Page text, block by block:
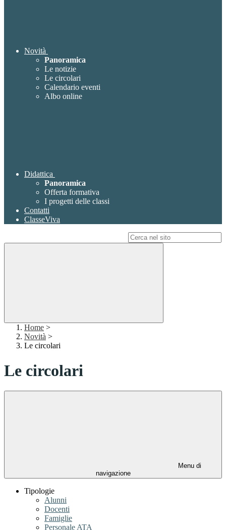
Novità
Panoramica
Le notizie
Le circolari
Calendario eventi
Albo online
Didattica
Panoramica
Offerta formativa
I progetti delle classi
Contatti
ClasseViva
Home >
Novità >
Le circolari
Le circolari
Menu di
navigazione
Tipologie
Alunni
Docenti
Famiglie
Personale ATA